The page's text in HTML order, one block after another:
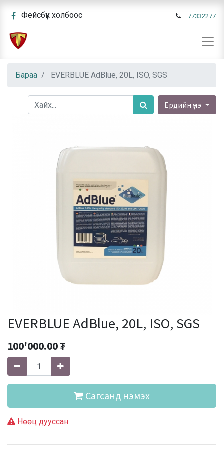
Фейсбүүк холбоос 77332277
Бараа EVERBLUE AdBlue, 20L, ISO, SGS
Ердийн үнэ
EVERBLUE AdBlue, 20L, ISO, SGS
100'000.00₮
Сагсанд нэмэх
Нөөц дууссан